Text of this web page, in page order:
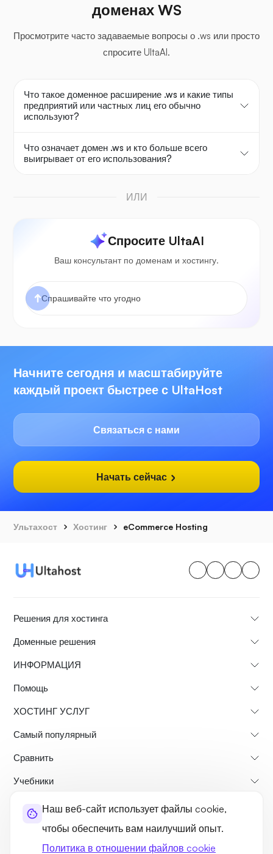
Наш веб-сайт использует файлы cookie,
чтобы обеспечить вам наилучший опыт.
Политика в отношении файлов cookie
доменах WS
Просмотрите часто задаваемые вопросы о .ws или просто
спросите UltaAI.
Что такое доменное расширение .ws и какие типы
предприятий или частных лиц его обычно
используют?
Что означает домен .ws и кто больше всего
выигрывает от его использования?
ИЛИ
Спросите UltaAI
Ваш консультант по доменам и хостингу.
Начните сегодня и масштабируйте
каждый проект быстрее с UltaHost
Связаться с нами
Начать сейчас
Ультахост Хостинг eCommerce Hosting
Решения для хостинга
Доменные решения
ИНФОРМАЦИЯ
Помощь
ХОСТИНГ УСЛУГ
Самый популярный
Сравнить
Учебники
О насПолитика возврата
Политика конфиденциальностилегальныйКарта сайта